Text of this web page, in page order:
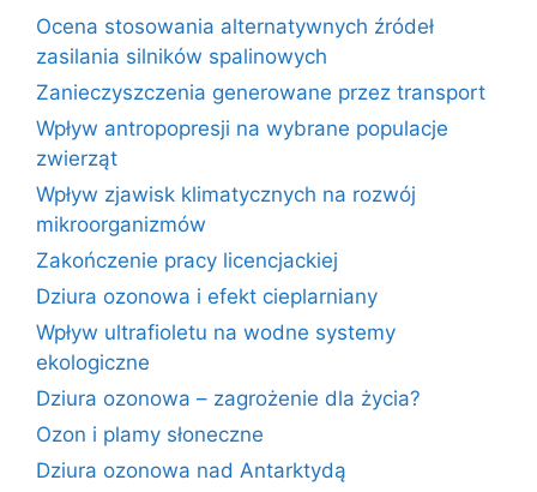
Ocena stosowania alternatywnych źródeł
zasilania silników spalinowych
Zanieczyszczenia generowane przez transport
Wpływ antropopresji na wybrane populacje
zwierząt
Wpływ zjawisk klimatycznych na rozwój
mikroorganizmów
Zakończenie pracy licencjackiej
Dziura ozonowa i efekt cieplarniany
Wpływ ultrafioletu na wodne systemy
ekologiczne
Dziura ozonowa – zagrożenie dla życia?
Ozon i plamy słoneczne
Dziura ozonowa nad Antarktydą